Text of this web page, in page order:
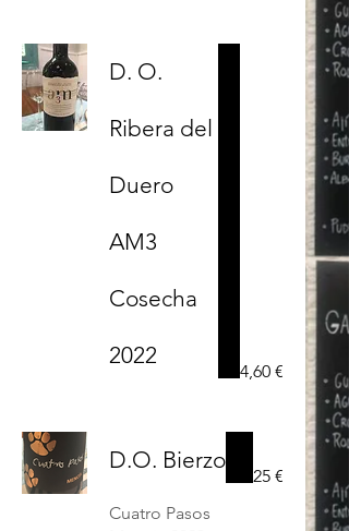
D. O.
Ribera del
Duero
AM3
Cosecha
2022
4,60 €
D.O. Bierzo
Cuatro Pasos
25 €